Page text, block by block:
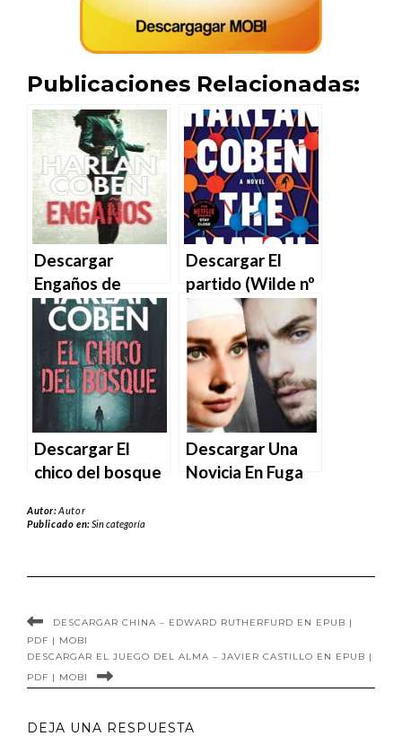
Publicaciones Relacionadas:
Descargar
Engaños de
Harlan Coben en
EPUB | PDF |
MOBI
Descargar El
partido (Wilde nº
2) de Harlan
Coben en EPUB |
PDF | MOBI
Descargar El
chico del bosque
Harlan Coben en
Descargar Una
Novicia En Fuga
Autor:Autor
Publicado en:Sin categoría
DESCARGAR CHINA – EDWARD RUTHERFURD EN EPUB |
PDF | MOBI
DESCARGAR EL JUEGO DEL ALMA – JAVIER CASTILLO EN EPUB |
PDF | MOBI
DEJA UNA RESPUESTA